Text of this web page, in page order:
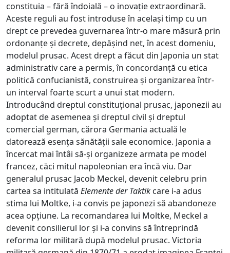
constituia – fără îndoială – o inovație extraordinară.
Aceste reguli au fost introduse în același timp cu un
drept ce prevedea guvernarea într-o mare măsură prin
ordonanțe și decrete, depășind net, în acest domeniu,
modelul prusac. Acest drept a făcut din Japonia un stat
administrativ care a permis, în concordanță cu etica
politică confucianistă, construirea și organizarea într-
un interval foarte scurt a unui stat modern.
Introducând dreptul constituțional prusac, japonezii au
adoptat de asemenea și dreptul civil și dreptul
comercial german, cărora Germania actuală le
datorează esența sănătății sale economice. Japonia a
încercat mai întâi să-și organizeze armata pe model
francez, căci mitul napoleonian era încă viu. Dar
generalul prusac Jacob Meckel, devenit celebru prin
cartea sa intitulată Elemente der Taktik care i-a adus
stima lui Moltke, i-a convis pe japonezi să abandoneze
acea opțiune. La recomandarea lui Moltke, Meckel a
devenit consilierul lor și i-a convins să întreprindă
reforma lor militară după modelul prusac. Victoria